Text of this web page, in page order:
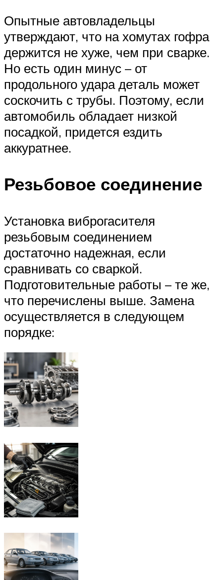
Опытные автовладельцы
утверждают, что на хомутах гофра
держится не хуже, чем при сварке.
Но есть один минус – от
продольного удара деталь может
соскочить с трубы. Поэтому, если
автомобиль обладает низкой
посадкой, придется ездить
аккуратнее.
Резьбовое соединение
Установка виброгасителя
резьбовым соединением
достаточно надежная, если
сравнивать со сваркой.
Подготовительные работы – те же,
что перечислены выше. Замена
осуществляется в следующем
порядке: